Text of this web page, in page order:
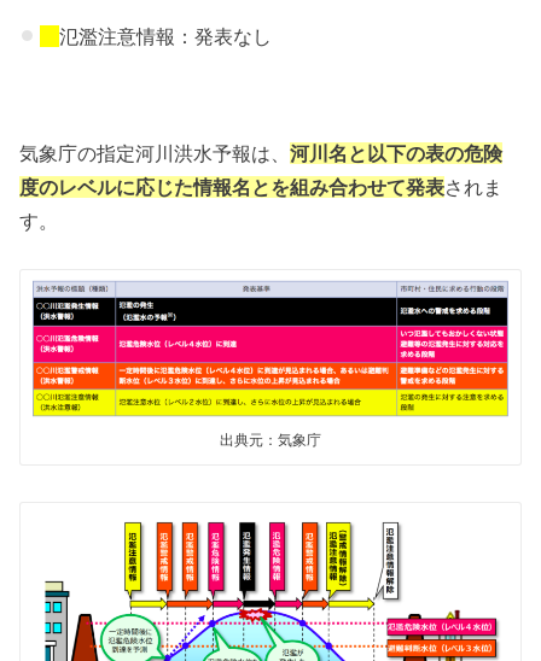
氾濫注意情報：発表なし
気象庁の指定河川洪水予報は、河川名と以下の表の危険
度のレベルに応じた情報名とを組み合わせて発表されま
す。
出典元：気象庁